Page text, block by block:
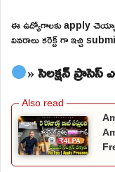
ఈ ఉద్యోగాలకు apply
వివరాలు కరెక్ట్ గా ఇచ్చి
» సెలక్షన్